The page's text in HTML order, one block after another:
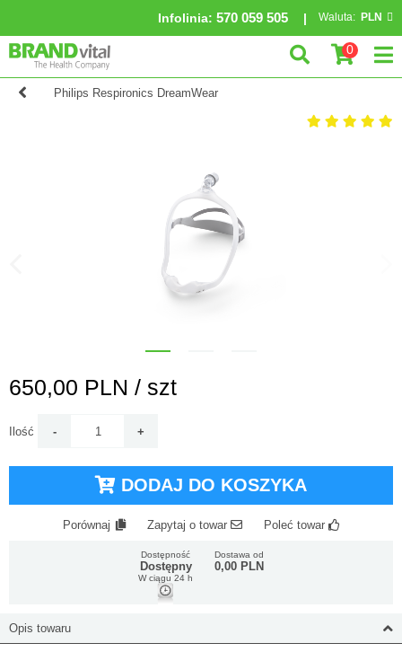
Infolinia: 570 059 505 Waluta: PLN
0
Philips Respironics DreamWear
650,00 PLN / szt
Ilość
DODAJ DO KOSZYKA
Porównaj Zapytaj o towar Poleć towar
Dostępność
Dostępny
W ciągu 24 h
Dostawa od
0,00 PLN
Opis towaru